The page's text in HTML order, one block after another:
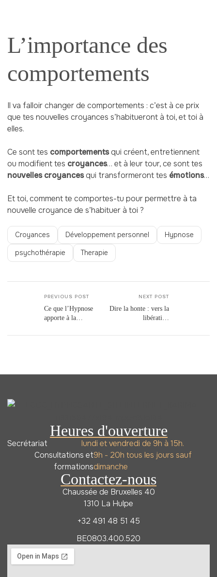
L’importance des
comportements
Il va falloir changer de comportements : c’est à ce prix
que tes nouvelles croyances s’habitueront à toi, et toi à
elles.
Ce sont tes comportementsqui créent, entretiennent
ou modifient tes croyances… et à leur tour, ce sont tes
nouvelles croyancesqui transformeront tes émotions…
Et toi, comment te comportes-tu pour permettre à ta
nouvelle croyance de s’habituer à toi ?
Croyances Développement personnel Hypnose
psychothérapie Therapie
PREVIOUS POST
Ce que l’Hypnose
apporte à la
NEXT POST
Dire la honte : vers la
libération
Contactez-nous
Chaussée de Bruxelles 40
1310 La Hulpe
+32 491 48 51 45
BE0803.400.520
Heures d'ouverture
Secrétariat
lundi et vendredi de 9h à 15h.
Consultations et
formations
9h - 20h tous les jours sauf
dimanche